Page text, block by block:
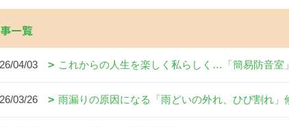
一覧
26/04/03 これからの人生を楽しく私らしく…「簡易防音室
26/03/26 雨漏りの原因になる「雨どいの外れ、ひび割れ」